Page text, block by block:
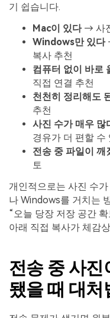
기 쉽습니다.
Mac이 있다→ 사
Windows만 있다
복사 추천
컴퓨터 없이 바로
직접 연결 추천
천천히 정리해도
추천
사진 수가 매우 많
경유가 더 편할 수
전송 중 파일이 깨
토
개인적으로는 사진 수
나 Windows를 거치는
“오늘 당장 저장 공간
아래 직접 복사가 체감
전송 중 사진
됐을 때 대처